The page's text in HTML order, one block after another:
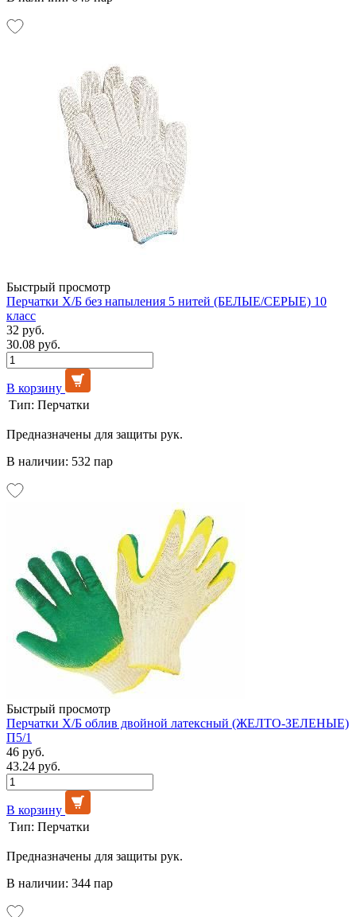
Быстрый просмотр
Перчатки Х/Б без напыления 5 нитей (БЕЛЫЕ/СЕРЫЕ) 10
класс
32 руб.
30.08 руб.
В корзину
Тип: Перчатки
Предназначены для защиты рук.
В наличии: 532 пар
Быстрый просмотр
Перчатки Х/Б облив двойной латексный (ЖЕЛТО-ЗЕЛЕНЫЕ)
П5/1
46 руб.
43.24 руб.
В корзину
Тип: Перчатки
Предназначены для защиты рук.
В наличии: 344 пар